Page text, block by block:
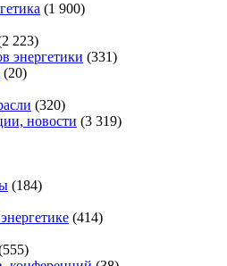
(1 900)
223)
энергетики (331)
(20)
(320)
новости (3 319)
(184)
(414)